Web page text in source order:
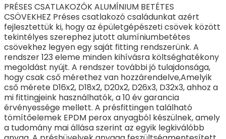
PRÉSES CSATLAKOZÓK ALUMÍNIUM BETÉTES
CSÖVEKHEZ Préses csatlakozó családunkat azért
fejlesztettük ki, hogy az épületgépészeti csövek között
tekintélyes szerephez jutott alumíniumbetétes
csövekhez legyen egy saját fitting rendszerünk. A
rendszer 123 eleme minden kihívásra költséghatékony
megoldást nyújt. A rendszer további jó tulajdonsága,
hogy csak cső mérethez van hozzárendelve,Amelyik
cső mérete D16x2, D18x2, D20x2, D26x3, D32x3, ahhoz a
mi fittingjeink használhatók, a 10 év garancia
érvényessége mellett. A présfittingen található
tömítőelemek EPDM perox anyagból készülnek, amely
a tudomány mai állása szerint az egyik legkiválóbb